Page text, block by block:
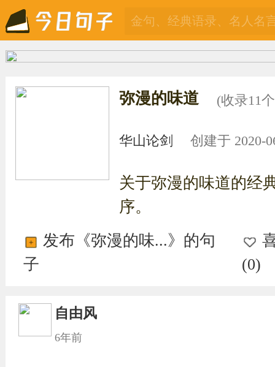
弥漫的味道 (收录11
华山论剑 创建于 2020-
关于弥漫的味道的经
序。
发布《弥漫的味...》的句
子
(0)
自由风
6年前